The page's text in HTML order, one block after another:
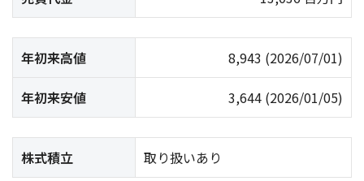
年初来高値 8,943 (2026/07/01)
年初来安値 3,644 (2026/01/05)
株式積立 取り扱いあり